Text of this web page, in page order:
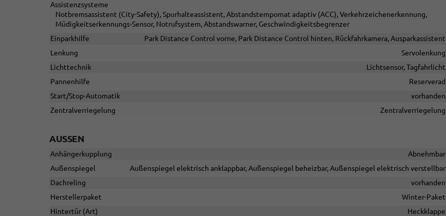
Assistenzsysteme
Notbremsassistent (City-Safety), Spurhalteassistent, Abstandstempomat adaptiv (ACC), Verkehrzeichenerkennung,
Müdigkeitserkennungs-Sensor, Notrufsystem, Abstandswarner, Geschwindigkeitsbegrenzer
Einparkhilfe
Park Distance Control vorne, Park Distance Control hinten, Rückfahrkamera, Ausparkassistent
Lenkung
Servolenkung
Lichttechnik
Lichtsensor, Tagfahrlicht
Pannenhilfe
Reserverad
Start/Stop-Automatik
vorhanden
Zentralverriegelung
Zentralverriegelung
AUSSEN
Anhängerkupplung
Abnehmbar
Außenspiegel
Außenspiegel elektrisch anklappbar, Außenspiegel beheizbar, Außenspiegel elektrisch verstellbar
Dachreling
vorhanden
Herstellerpaket
Winter-Paket
Hintertür (Art)
Heckklappe